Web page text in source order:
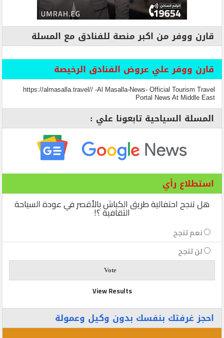
قارن ووفر من اكبر منصة للفنادق مع المسلة
قارن ووفر علي عروض الفنادق الرخيصة
https://almasalla.travel// -Al Masalla-News- Official Tourism Travel
Portal News At Middle East
المسلة السياحية تابعونا علي :
استطلاع رأي
هل تنجح احتفالية طريق الكباش بالأقصر في عودة السياحة
الثقافية ؟!
نعم تنجح
لن تنجح
View Results
احجز غرفتك بنفسك بدون وكيل وعمولة